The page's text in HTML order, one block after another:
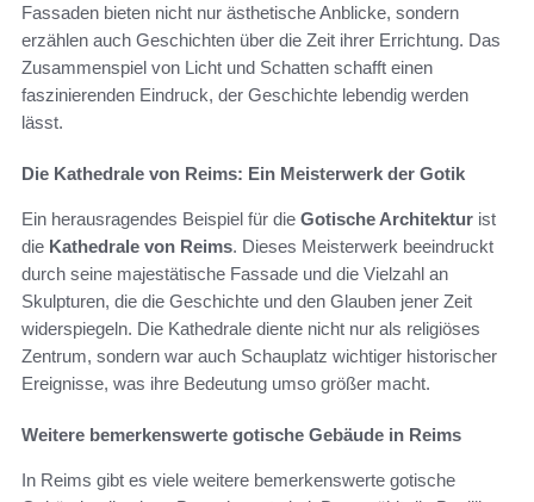
Fassaden bieten nicht nur ästhetische Anblicke, sondern
erzählen auch Geschichten über die Zeit ihrer Errichtung. Das
Zusammenspiel von Licht und Schatten schafft einen
faszinierenden Eindruck, der Geschichte lebendig werden
lässt.
Die Kathedrale von Reims: Ein Meisterwerk der Gotik
Ein herausragendes Beispiel für die Gotische Architektur ist
die Kathedrale von Reims. Dieses Meisterwerk beeindruckt
durch seine majestätische Fassade und die Vielzahl an
Skulpturen, die die Geschichte und den Glauben jener Zeit
widerspiegeln. Die Kathedrale diente nicht nur als religiöses
Zentrum, sondern war auch Schauplatz wichtiger historischer
Ereignisse, was ihre Bedeutung umso größer macht.
Weitere bemerkenswerte gotische Gebäude in Reims
In Reims gibt es viele weitere bemerkenswerte gotische